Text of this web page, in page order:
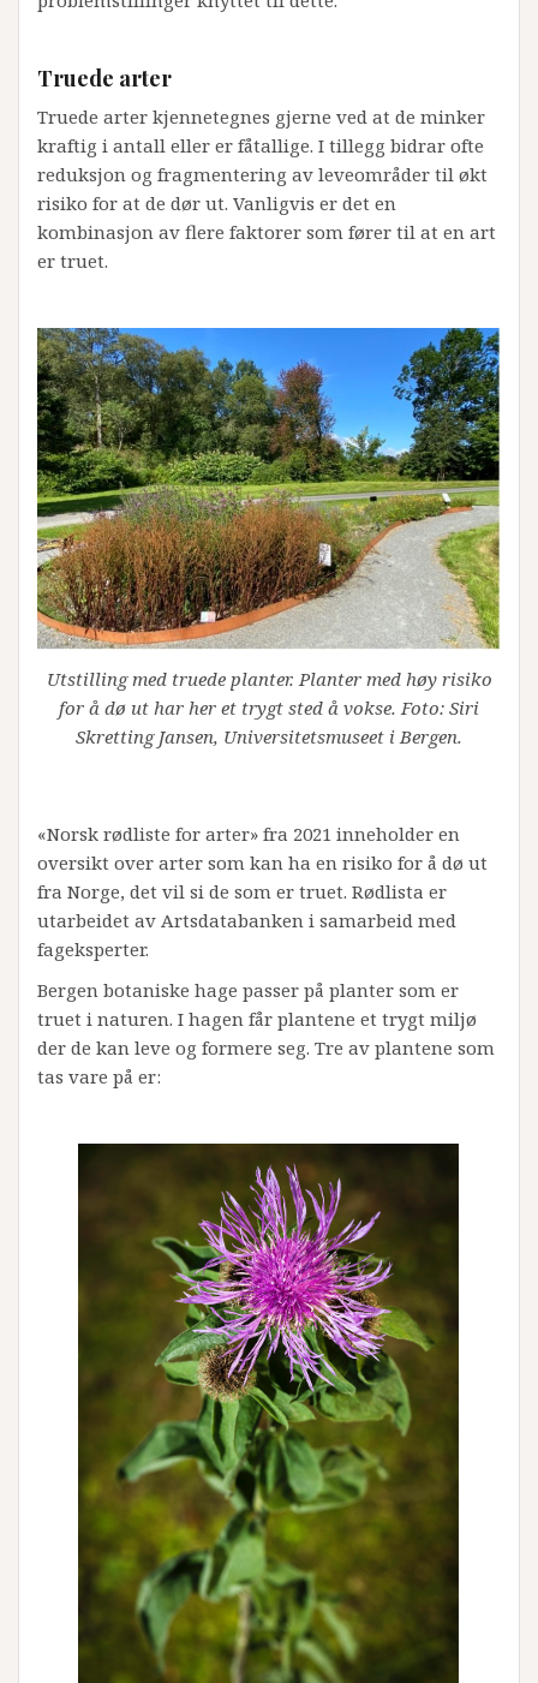
Truede arter
Truede arter kjennetegnes gjerne ved at de minker
kraftig i antall eller er fåtallige. I tillegg bidrar ofte
reduksjon og fragmentering av leveområder til økt
risiko for at de dør ut. Vanligvis er det en
kombinasjon av flere faktorer som fører til at en art
er truet.
Utstilling med truede planter. Planter med høy risiko
for å dø ut har her et trygt sted å vokse. Foto: Siri
Skretting Jansen, Universitetsmuseet i Bergen.
«Norsk rødliste for arter» fra 2021 inneholder en
oversikt over arter som kan ha en risiko for å dø ut
fra Norge, det vil si de som er truet. Rødlista er
utarbeidet av Artsdatabanken i samarbeid med
fageksperter.
Bergen botaniske hage passer på planter som er
truet i naturen. I hagen får plantene et trygt miljø
der de kan leve og formere seg. Tre av plantene som
tas vare på er: